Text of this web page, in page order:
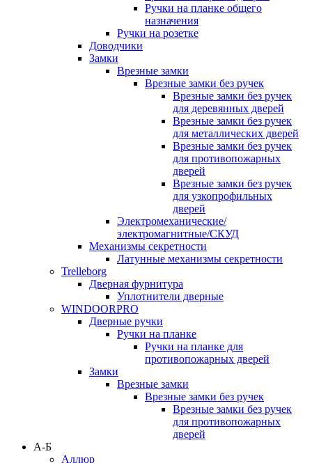
Ручки на планке общего
назначения
Ручки на розетке
Доводчики
Замки
Врезные замки
Врезные замки без ручек
Врезные замки без ручек
для деревянных дверей
Врезные замки без ручек
для металлических дверей
Врезные замки без ручек
для противопожарных
дверей
Врезные замки без ручек
для узкопрофильных
дверей
Электромеханические/
электромагнитные/СКУД
Механизмы секретности
Латунные механизмы секретности
Trelleborg
Дверная фурнитура
Уплотнители дверные
WINDOORPRO
Дверные ручки
Ручки на планке
Ручки на планке для
противопожарных дверей
Замки
Врезные замки
Врезные замки без ручек
Врезные замки без ручек
для противопожарных
дверей
А-Б
Аллюр